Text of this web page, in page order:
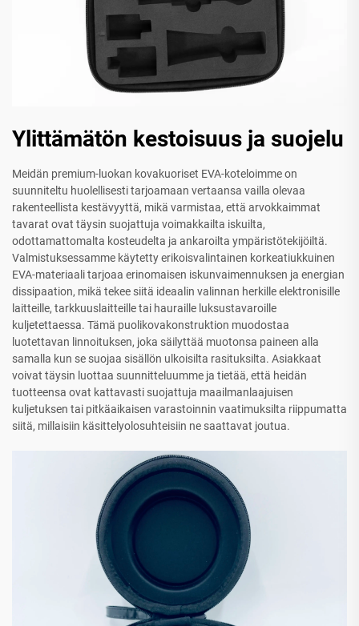
Ylittämätön kestoisuus ja suojelu
Meidän premium-luokan kovakuoriset EVA-koteloimme on
suunniteltu huolellisesti tarjoamaan vertaansa vailla olevaa
rakenteellista kestävyyttä, mikä varmistaa, että arvokkaimmat
tavarat ovat täysin suojattuja voimakkailta iskuilta,
odottamattomalta kosteudelta ja ankaroilta ympäristötekijöiltä.
Valmistuksessamme käytetty erikoisvalintainen korkeatiukkuinen
EVA-materiaali tarjoaa erinomaisen iskunvaimennuksen ja energian
dissipaation, mikä tekee siitä ideaalin valinnan herkille elektronisille
laitteille, tarkkuuslaitteille tai hauraille luksustavaroille
kuljetettaessa. Tämä puolikovakonstruktion muodostaa
luotettavan linnoituksen, joka säilyttää muotonsa paineen alla
samalla kun se suojaa sisällön ulkoisilta rasituksilta. Asiakkaat
voivat täysin luottaa suunnitteluumme ja tietää, että heidän
tuotteensa ovat kattavasti suojattuja maailmanlaajuisen
kuljetuksen tai pitkäaikaisen varastoinnin vaatimuksilta riippumatta
siitä, millaisiin käsittelyolosuhteisiin ne saattavat joutua.